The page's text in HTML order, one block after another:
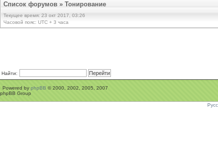
Список форумов » Тонирование
Текущее время: 23 окт 2017, 03:26
Часовой пояс: UTC + 3 часа
Найти:
Powered by phpBB © 2000, 2002, 2005, 2007
phpBB Group